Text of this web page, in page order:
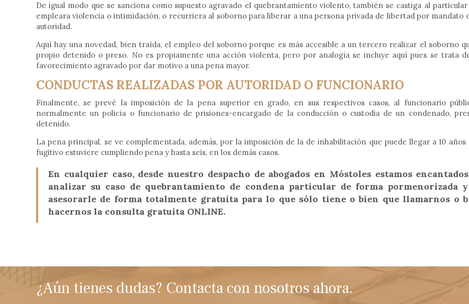
De igual modo que se sanciona como supuesto agravado el quebrantamiento violento, también se castiga al particular
empleara violencia o intimidación, o recurriera al soborno para liberar a una persona privada de libertad por mandato
autoridad.
Aquí hay una novedad, bien traída, el empleo del soborno porque es más accesible a un tercero realizar el soborno
propio detenido o preso. No es propiamente una acción violenta, pero por analogía se incluye aquí pues se trata
favorecimiento agravado por dar motivo a una pena mayor.
CONDUCTAS REALIZADAS POR AUTORIDAD O FUNCIONARIO
Finalmente, se prevé la imposición de la pena superior en grado, en sus respectivos casos, al funcionario
normalmente un policía o funcionario de prisiones-encargado de la conducción o custodia de un condenado,
detenido.
La pena principal, se ve complementada, además, por la imposición de la de inhabilitación que puede llegar a 10 años
fugitivo estuviere cumpliendo pena y hasta seis, en los demás casos.
En cualquier caso, desde nuestro despacho de abogados en Móstoles estamos
analizar su caso de quebrantamiento de condena particular de forma pormenorizada
asesorarle de forma totalmente gratuita para lo que sólo tiene o bien que llamarnos o
hacernos la consulta gratuita ONLINE.
¿Aún tienes dudas? Contacta con nosotros ahora.